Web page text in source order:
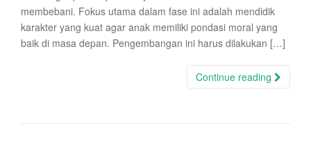
membebani. Fokus utama dalam fase ini adalah mendidik
karakter yang kuat agar anak memiliki pondasi moral yang
baik di masa depan. Pengembangan ini harus dilakukan […]
Continue reading